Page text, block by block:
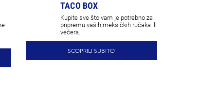
TACO BOX
Kupite sve što vam je potrebno za
pripremu vaših meksičkih ručaka ili
večera.
SCOPRILI SUBITO